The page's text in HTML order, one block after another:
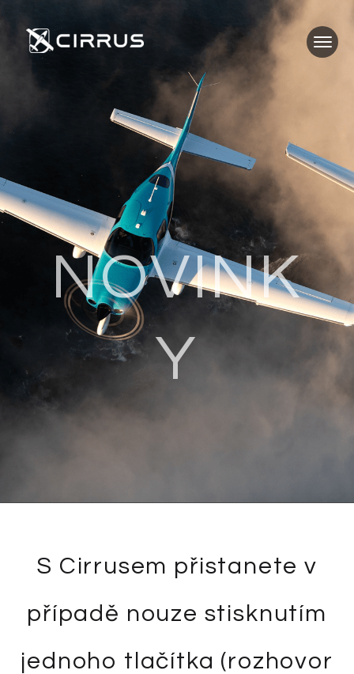
NOVINK
Y
S Cirrusem přistanete v
případě nouze stisknutím
jednoho tlačítka (rozhovor